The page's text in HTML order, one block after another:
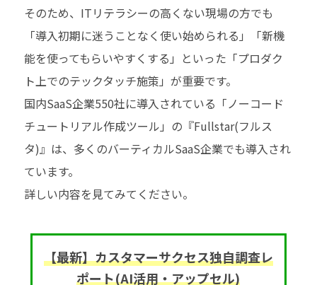
そのため、ITリテラシーの高くない現場の方でも
「導入初期に迷うことなく使い始められる」「新機
能を使ってもらいやすくする」といった「プロダク
ト上でのテックタッチ施策」が重要です。
国内SaaS企業550社に導入されている「ノーコード
チュートリアル作成ツール」の『Fullstar(フルス
タ)』は、多くのバーティカルSaaS企業でも導入され
ています。
詳しい内容を見てみてください。
【最新】カスタマーサクセス独自調査レ
ポート(AI活用・アップセル)